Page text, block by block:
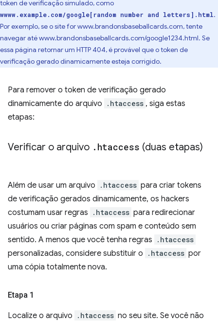
token de verificação simulado, como
wwww.example.com/google[random number and letters].html.
Por exemplo, se o site for www.brandonsbaseballcards.com, tente
navegar até www.brandonsbaseballcards.com/google1234.html. Se
essa página retornar um HTTP 404, é provável que o token de
verificação gerado dinamicamente esteja corrigido.
Para remover o token de verificação gerado
dinamicamente do arquivo
.htaccess , siga estas
etapas:
Verificar o arquivo . htaccess (duas etapas)
Além de usar um arquivo .htaccess para criar tokens
de verificação gerados dinamicamente, os hackers
costumam usar regras
.htaccess para redirecionar
usuários ou criar páginas com spam e conteúdo sem
sentido. A menos que você tenha regras
.htaccess
personalizadas, considere substituir o .htaccess por
uma cópia totalmente nova.
Etapa 1
Localize o arquivo .htaccess no seu site. Se você não